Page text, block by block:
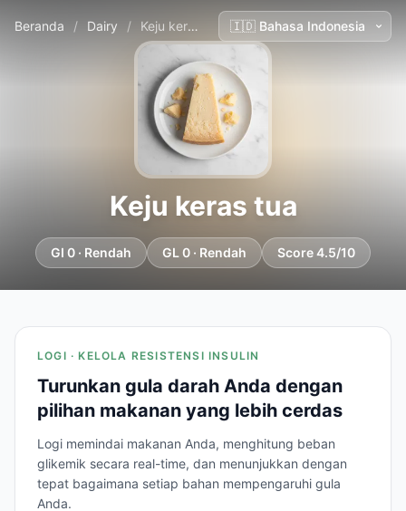
Beranda / Dairy / Keju keras tua
Keju keras tua
GI 0 · Rendah GL 0 · Rendah Score 4.5/10
LOGI · KELOLA RESISTENSI INSULIN
Turunkan gula darah Anda dengan
pilihan makanan yang lebih cerdas
Logi memindai makanan Anda, menghitung beban
glikemik secara real-time, dan menunjukkan dengan
tepat bagaimana setiap bahan mempengaruhi gula
Anda.